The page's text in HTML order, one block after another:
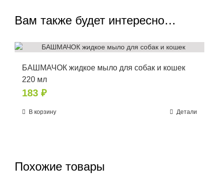
Вам также будет интересно…
БАШМАЧОК жидкое мыло для собак и кошек
220 мл
183 ₽
В корзину Детали
Похожие товары